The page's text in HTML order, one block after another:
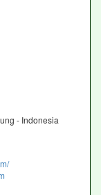
- Indonesia